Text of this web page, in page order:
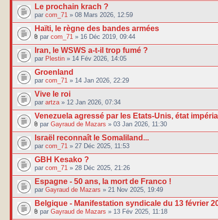
Le prochain krach ?
par com_71 » 08 Mars 2026, 12:59
Haïti, le règne des bandes armées
par com_71 » 16 Déc 2019, 09:44
Iran, le WSWS a-t-il trop fumé ?
par Plestin » 14 Fév 2026, 14:05
Groenland
par com_71 » 14 Jan 2026, 22:29
Vive le roi
par artza » 12 Jan 2026, 07:34
Venezuela agressé par les Etats-Unis, état
par Gayraud de Mazars » 03 Jan 2026, 11:30
Israël reconnaît le Somaliland...
par com_71 » 27 Déc 2025, 11:53
GBH Kesako ?
par com_71 » 28 Déc 2025, 21:26
Espagne - 50 ans, la mort de Franco !
par Gayraud de Mazars » 21 Nov 2025, 19:49
Belgique - Manifestation syndicale du 13 février
par Gayraud de Mazars » 13 Fév 2025, 11:18